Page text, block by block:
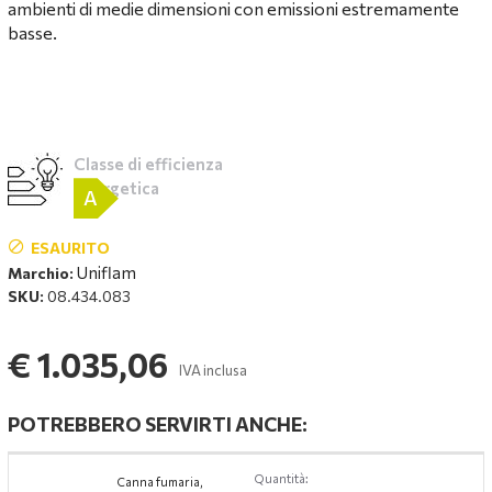
ambienti di medie dimensioni con emissioni estremamente
basse.
Classe di efficienza
energetica
A
ESAURITO
Marchio: Uniflam
SKU: 08.434.083
€ 1.035,06 IVA inclusa
POTREBBERO SERVIRTI ANCHE:
Canna fumaria, Quantità: